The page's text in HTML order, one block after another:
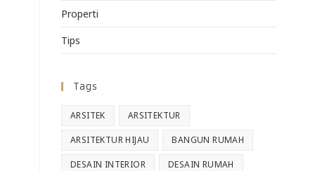
Properti
Tips
Tags
ARSITEK ARSITEKTUR
ARSITEKTUR HIJAU BANGUN RUMAH
DESAIN INTERIOR DESAIN RUMAH